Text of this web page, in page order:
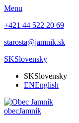
Menu
+421 44 522 20 69
starosta@jamnik.sk
SKSlovensky
SKSlovensky
ENEnglish
obecJamník